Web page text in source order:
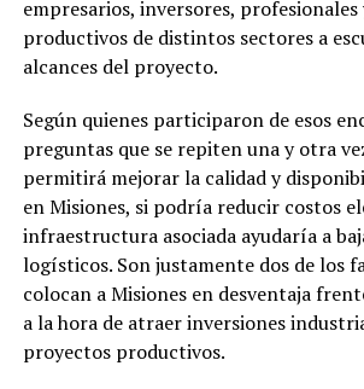
empresarios, inversores,
productivos de distintos sectores a
alcances del proyecto.
Según quienes participaron de esos
preguntas que se repiten una y otra
permitirá mejorar la calidad y
en Misiones, si podría reducir costos
infraestructura asociada ayudaría a
logísticos. Son justamente dos de los
colocan a Misiones en desventaja
a la hora de atraer inversiones
proyectos productivos.